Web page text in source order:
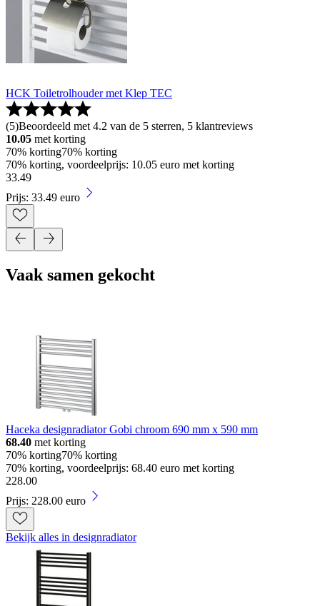
HCK Toiletrolhouder met Klep TEC
(5)Beoordeeld met 4.2 van de 5 sterren, 5 klantreviews
10.05 met korting
70% korting70% korting
70% korting, voordeelprijs: 10.05 euro met korting
33.49
Prijs: 33.49 euro
Vaak samen gekocht
Haceka designradiator Gobi chroom 690 mm x 590 mm
68.40 met korting
70% korting70% korting
70% korting, voordeelprijs: 68.40 euro met korting
228.00
Prijs: 228.00 euro
Bekijk alles in designradiator